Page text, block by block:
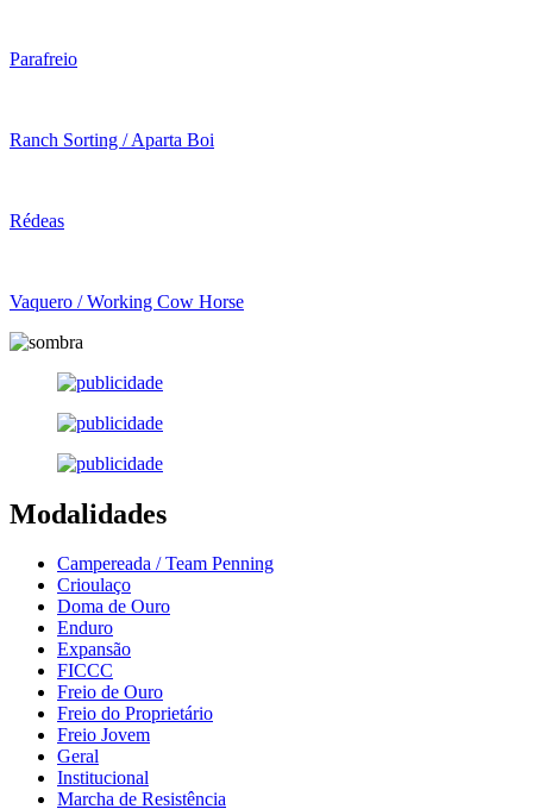
Parafreio
Ranch Sorting / Aparta Boi
Rédeas
Vaquero / Working Cow Horse
Modalidades
Campereada / Team Penning
Crioulaço
Doma de Ouro
Enduro
Expansão
FICCC
Freio de Ouro
Freio do Proprietário
Freio Jovem
Geral
Institucional
Marcha de Resistência